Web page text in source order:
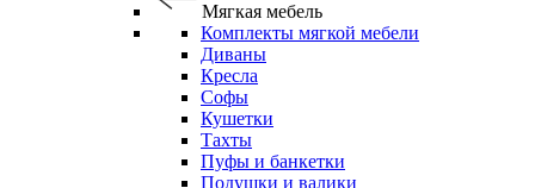
Мягкая мебель
Комплекты мягкой мебели
Диваны
Кресла
Софы
Кушетки
Тахты
Пуфы и банкетки
Подушки и валики